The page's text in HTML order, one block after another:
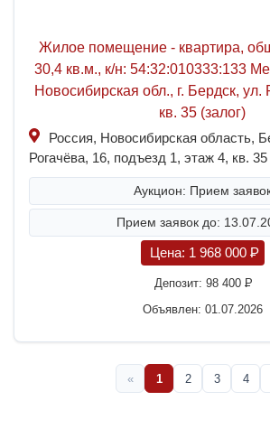
Жилое помещение - квартира,
30,4 кв.м., к/н: 54:32:010333:133
Новосибирская обл., г. Бердск, ул.
кв. 35 (залог)
Россия, Новосибирская область,
Рогачёва, 16, подъезд 1, этаж 4, кв. 35
Аукцион: Прием
Прием заявок до:
Цена: 1 968 000 P
Депозит: 98 400P
Объявлен: 01.07.2026
« 1 2 3 4